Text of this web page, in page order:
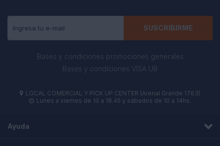
SUSCRIBIRME
Bases y condiciones promociones generales
Bases y condiciones VISA UB
 LOCAL COMERCIAL Y PICK UP CENTER (Arenal Grande 1763)
 Lunes a viernes de 10 a 18.45 y sábados de 10 a 14hs.
Ayuda